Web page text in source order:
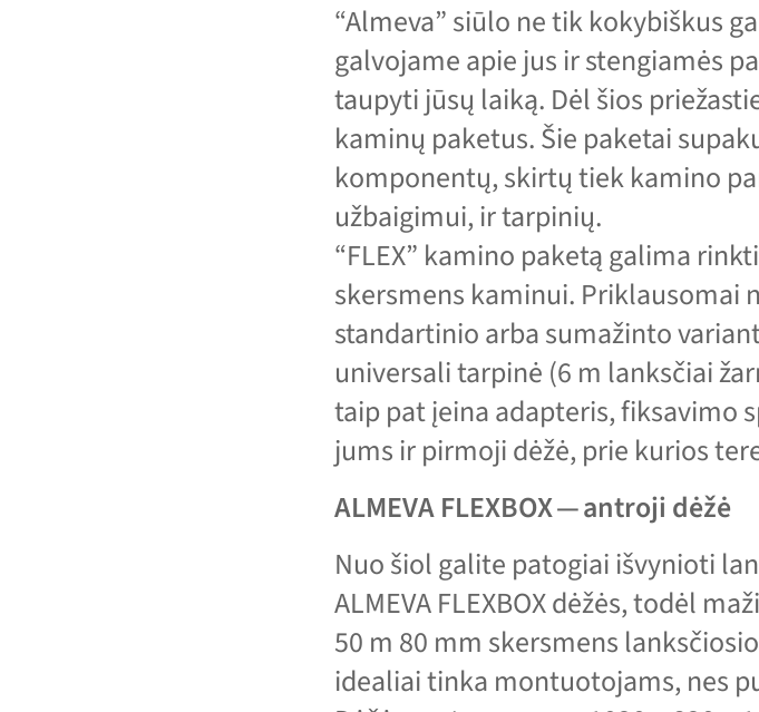
“Almeva” siūlo ne tik kokybiškus
galvojame apie jus ir stengiamės
taupyti jūsų laiką. Dėl šios
kaminų paketus. Šie paketai
komponentų, skirtų tiek kamino
užbaigimui, ir tarpinių.
“FLEX” kamino paketą galima
skersmens kaminui. Priklausomai
standartinio arba sumažinto
universali tarpinė (6 m lanksčiai
taip pat įeina adapteris, fiksavimo
jums ir pirmoji dėžė, prie kurios
ALMEVA FLEXBOX — antroji dėžė
Nuo šiol galite patogiai išvynioti
ALMEVA FLEXBOX dėžės, todėl
50 m 80 mm skersmens
idealiai tinka montuotojams, nes